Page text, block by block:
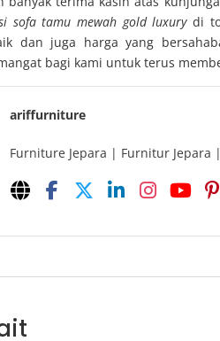
sofa tamu mewah gold luxurydi
dan juga harga yang
bagi kami untuk terus
ariffurniture
Furniture Jepara | Furnitur Jepara